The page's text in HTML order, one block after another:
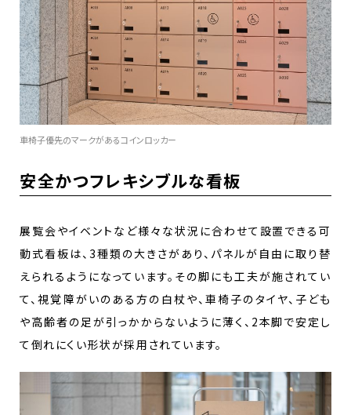
車椅子優先のマークがあるコインロッカー
安全かつフレキシブルな看板
展覧会やイベントなど様々な状況に合わせて設置できる可
動式看板は、3種類の大きさがあり、パネルが自由に取り替
えられるようになっています。その脚にも工夫が施されてい
て、視覚障がいのある方の白杖や、車椅子のタイヤ、子ども
や高齢者の足が引っかからないように薄く、2本脚で安定し
て倒れにくい形状が採用されています。